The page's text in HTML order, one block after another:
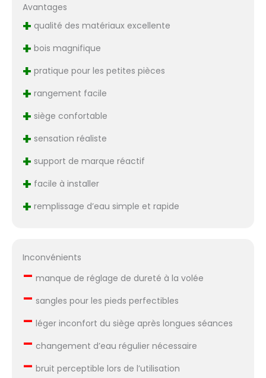
pièces de rechange
clientèle répond dans
hat eine enge
Zusammenarbeit mit
Apps auf dem Markt!
Testphase können Sie
und an allen Kursen in
Kinomap für insgesamt
44 Tage kostenlos
teilnehmen!
Kontaktieren Sie Joroto
nach dem Kauf, um
Avantages
+ qualité des matériaux excellente
+ bois magnifique
+ pratique pour les petites pièces
+ rangement facile
+ siège confortable
+ sensation réaliste
+ support de marque réactif
+ facile à installer
+ remplissage d’eau simple et rapide
Inconvénients
– manque de réglage de dureté à la volée
– sangles pour les pieds perfectibles
– léger inconfort du siège après longues séances
– changement d’eau régulier nécessaire
– bruit perceptible lors de l’utilisation